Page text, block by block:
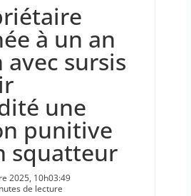
venus de
régions de la France
pour
l’incendie en Gironde
insoumise exprime
face à la
la DJ Barbara Butch
le droit de critiquer
politiques.
dans les caisses du
chômage
à un an
sursis
une
punitive
squatteur
2025, 10h03:49
de lecture